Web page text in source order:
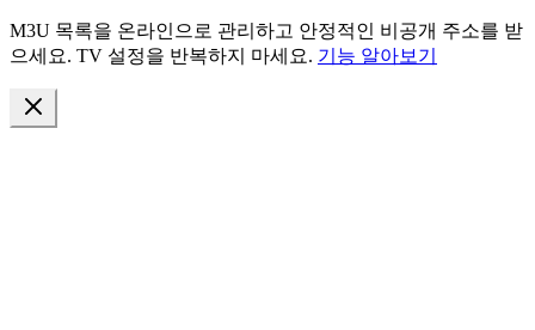
M3U 목록을 온라인으로 관리하고 안정적인 비공개 주소를 받
으세요. TV 설정을 반복하지 마세요. 기능 알아보기